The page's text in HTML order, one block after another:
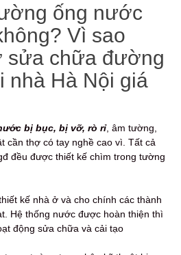
ống nước
Vì sao
sửa chữa đường
nhà Hà Nội giá
bị bục, bị vỡ, rò rỉ, âm tường,
cần thợ có tay nghề cao vì. Tất cả
đều được thiết kế chìm trong tường
kế nhà ở và cho chính các thành
Hệ thống nước được hoàn thiện thì
động sửa chữa và cải tạo